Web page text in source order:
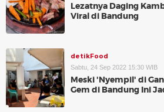
Lezatnya Daging
Viral di Bandung
detikFood
Sabtu, 24 Sep 2022 15:30 WIB
Meski 'Nyempil' di
Gem di Bandung Ini